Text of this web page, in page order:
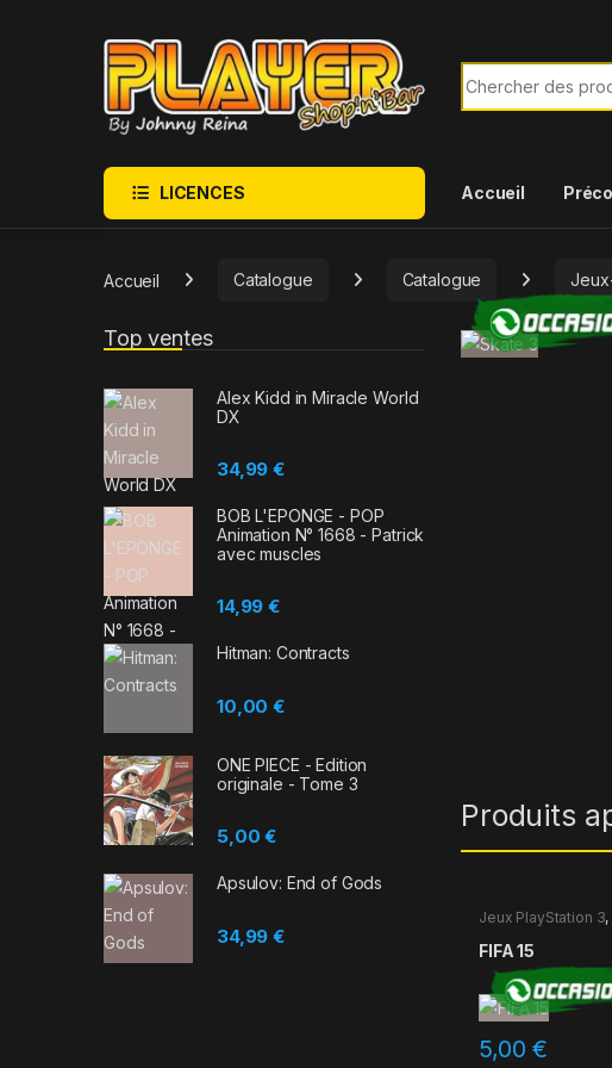
Recherche de :
LICENCES Accueil
Accueil Catalogue Catalogue
Produits
Jeux PlayStation 3,
FIFA 15
5,00€
Top ventes
Alex Kidd in Miracle World
DX
34,99€
BOB L'EPONGE - POP
Animation N° 1668 - Patrick
avec muscles
14,99€
Hitman: Contracts
10,00€
ONE PIECE - Edition
originale - Tome 3
5,00€
Apsulov: End of Gods
34,99€